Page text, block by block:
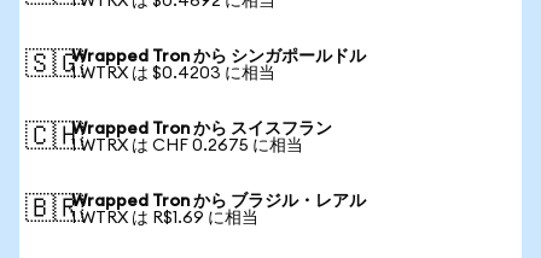
🇸🇬Wrapped Tron から シンガポールドル
1 WTRX は $0.4203 に相当
🇨🇭Wrapped Tron から スイスフラン
1 WTRX は CHF 0.2675 に相当
🇧🇷Wrapped Tron から ブラジル・レアル
1 WTRX は R$1.69 に相当